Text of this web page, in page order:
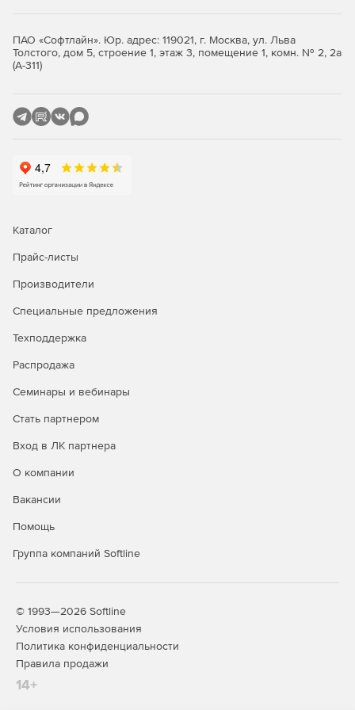
Эффекты чернил (flair-металлические ручки и
Сегментный ластик позволяет точно контролировать
Возможность воспроизводить рисунки чернил на
Другие новые функции включают графики воронки и
карты 2D-карт. Также можно запустить слайд-шоу с
ПАО «Софтлайн». Юр. адрес: 119021, г. Москва, ул. Льва
Толстого, дом 5, строение 1, этаж 3, помещение 1, комн. № 2, 2а
(А-311)
Каталог
Прайс-листы
Производители
Специальные предложения
Техподдержка
Распродажа
Семинары и вебинары
Стать партнером
Вход в ЛК партнера
О компании
Вакансии
Помощь
Группа компаний Softline
© 1993—2026 Softline
Условия использования
Политика конфиденциальности
Правила продажи
14+